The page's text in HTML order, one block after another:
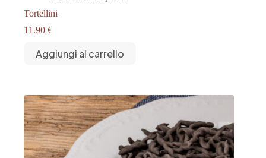
Tortellini
11.90 €
Aggiungi al carrello